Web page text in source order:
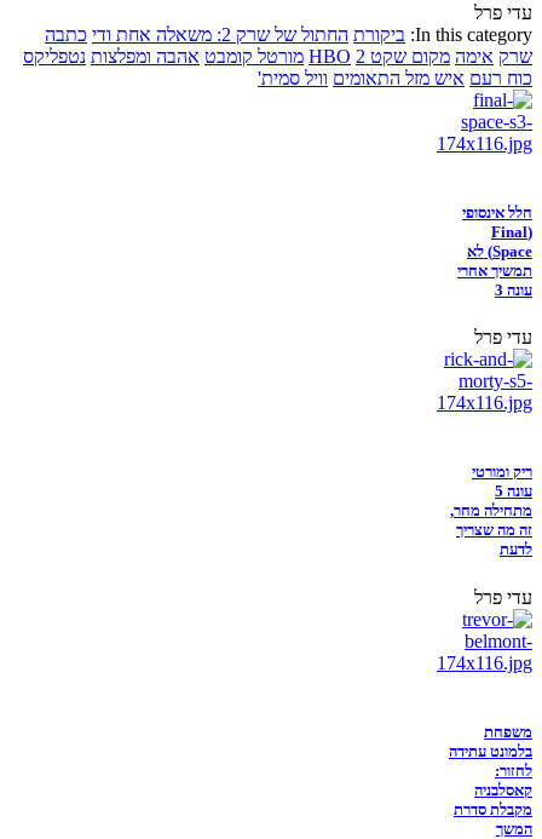
עדי פרל
In this category: ביקורת החתול של שרק 2: משאלה אחת ודי
כתבה
שרק אימה מקום שקט 2 HBO מורטל קומבט אהבה ומפלצות נטפליקס
כוח רעם איש מזל התאומים וויל סמית'
חלל אינסופי
(Final
Space) לא
תמשיך אחרי
עונה 3
עדי פרל
ריק ומורטי
עונה 5
מתחילה מחר,
זה מה שצריך
לדעת
עדי פרל
משפחת
בלמונט עתידה
לחזור:
קאסלבניה
מקבלת סדרת
המשך